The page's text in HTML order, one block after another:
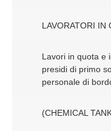
LAVORATORI IN
Lavori in quota e
presidi di primo
personale di
(CHEMICAL